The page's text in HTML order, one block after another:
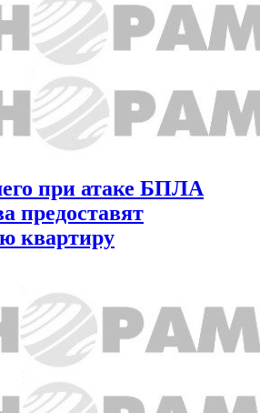
при атаке БПЛА
предоставят
квартиру